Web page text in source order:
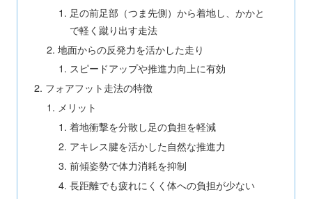
足の前足部（つま先側）から着地し、かかと
で軽く蹴り出す走法
地面からの反発力を活かした走り
スピードアップや推進力向上に有効
フォアフット走法の特徴
メリット
着地衝撃を分散し足の負担を軽減
アキレス腱を活かした自然な推進力
前傾姿勢で体力消耗を抑制
長距離でも疲れにくく体への負担が少ない